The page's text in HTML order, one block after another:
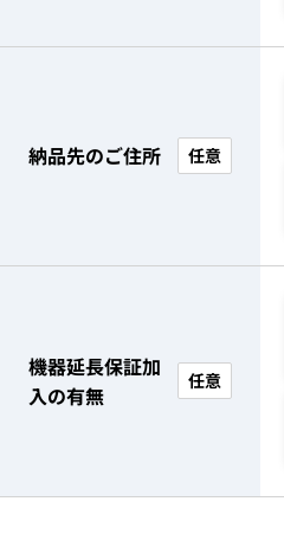
納品先のご住所 任意
機器延長保証加
入の有無
任意